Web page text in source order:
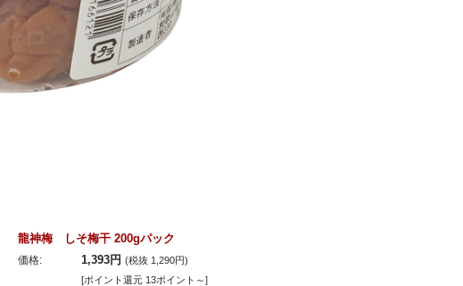
龍神梅 しそ梅干 200gパック
価格: 1,393円 (税抜 1,290円)
[ポイント還元 13ポイント～]